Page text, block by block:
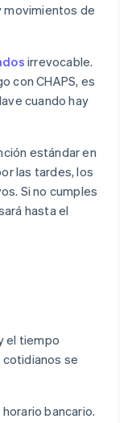
movimientos de
irrevocable.
con CHAPS, es
cuando hay
estándar en
las tardes, los
Si no cumples
hasta el
el tiempo
cotidianos se
bancario.